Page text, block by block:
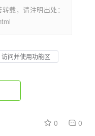
载，请注明出处：
访问并使用功能区
0 0